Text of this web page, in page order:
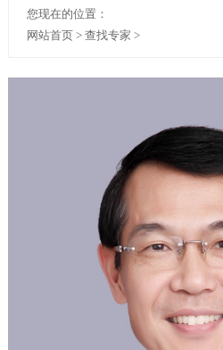
您现在的位置：
网站首页> 查找专家 >